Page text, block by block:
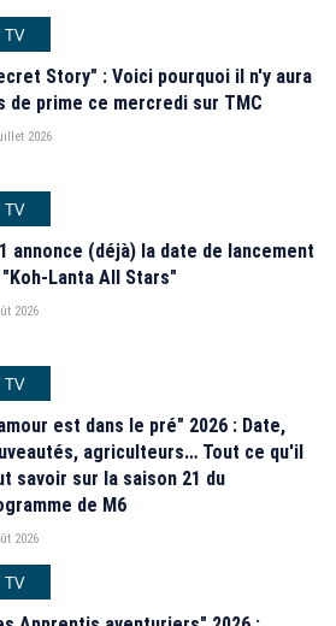
TV
Story" : Voici pourquoi il n'y aura
de prime ce mercredi sur TMC
2026
TV
annonce (déjà) la date de lancement
Lanta All Stars"
2026
TV
est dans le pré" 2026 : Date,
agriculteurs… Tout ce qu'il
savoir sur la saison 21 du
de M6
2026
TV